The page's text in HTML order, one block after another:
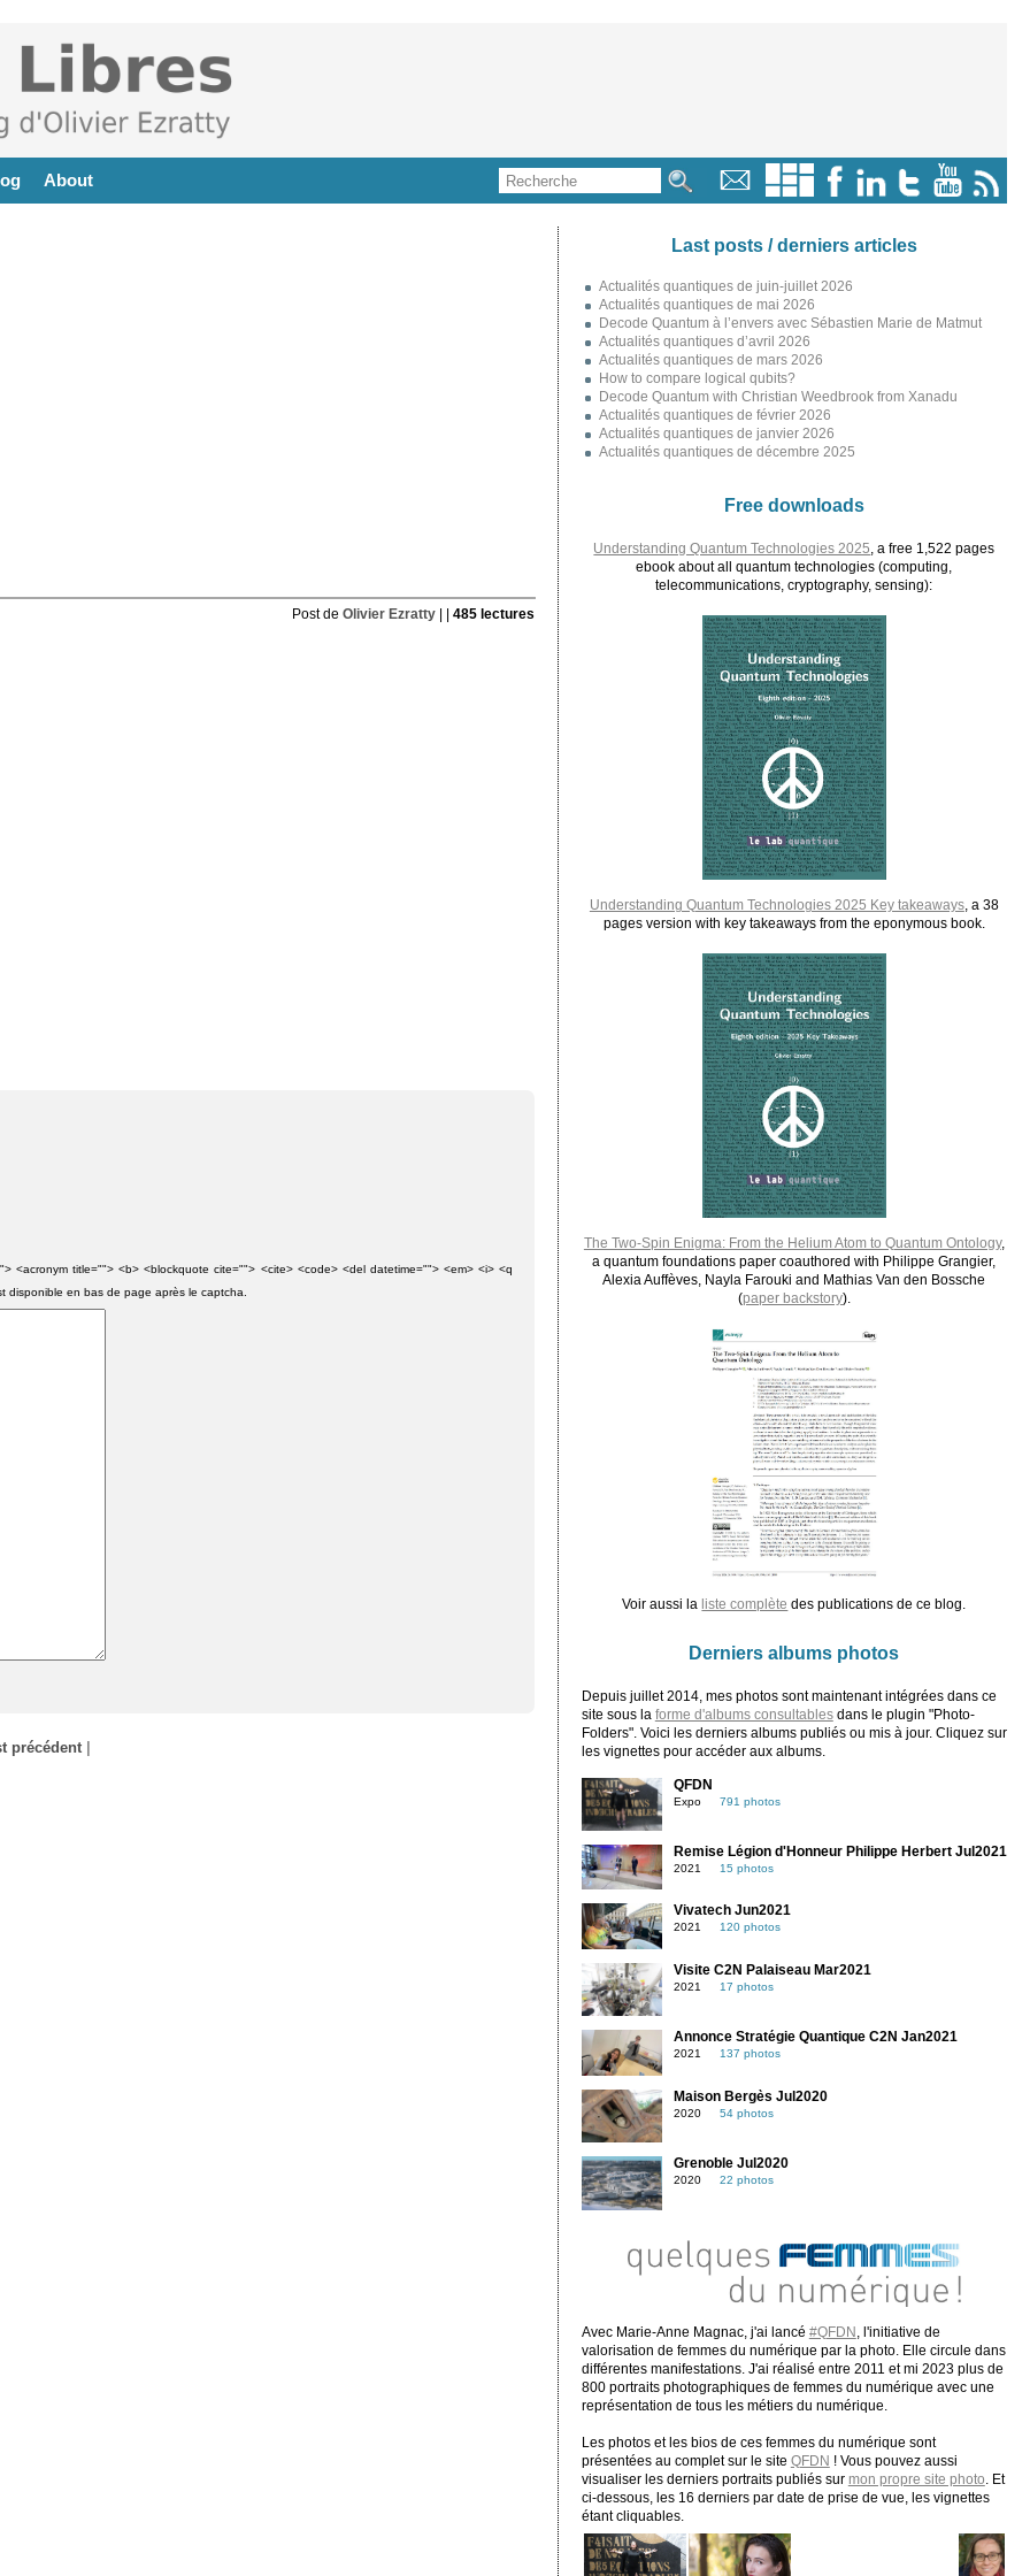
About
Post de Olivier Ezratty| | 485 lectures
<acronym title=""> <b> <blockquote cite=""> <cite> <code> <del datetime=""> <em> <i> <q
disponible en bas de page après le captcha.
précédent|
Last posts / derniers articles
Actualités quantiques de juin-juillet 2026
Actualités quantiques de mai 2026
Decode Quantum à l’envers avec Sébastien Marie de Matmut
Actualités quantiques d’avril 2026
Actualités quantiques de mars 2026
How to compare logical qubits?
Decode Quantum with Christian Weedbrook from Xanadu
Actualités quantiques de février 2026
Actualités quantiques de janvier 2026
Actualités quantiques de décembre 2025
Free downloads
Understanding Quantum Technologies 2025 , a free 1,522 pages
ebook about all quantum technologies (computing,
telecommunications, cryptography, sensing):
Understanding Quantum Technologies 2025 Key takeaways, a 38
pages version with key takeaways from the eponymous book.
The Two-Spin Enigma: From the Helium Atom to Quantum Ontology,
a quantum foundations paper coauthored with Philippe Grangier,
Alexia Auffèves, Nayla Farouki and Mathias Van den Bossche
(paper backstory).
Voir aussi la liste complète des publications de ce blog.
Derniers albums photos
Depuis juillet 2014, mes photos sont maintenant intégrées dans ce
site sous la forme d'albums consultablesdans le plugin "Photo-
Folders". Voici les derniers albums publiés ou mis à jour. Cliquez sur
les vignettes pour accéder aux albums.
QFDN
Expo 791 photos
Remise Légion d'Honneur Philippe Herbert Jul2021
2021 15 photos
Vivatech Jun2021
2021 120 photos
Visite C2N Palaiseau Mar2021
2021 17 photos
Annonce Stratégie Quantique C2N Jan2021
2021 137 photos
Maison Bergès Jul2020
2020 54 photos
Grenoble Jul2020
2020 22 photos
Avec Marie-Anne Magnac, j'ai lancé #QFDN
, l'initiative de
valorisation de femmes du numérique par la photo. Elle circule dans
différentes manifestations. J'ai réalisé entre 2011 et mi 2023 plus de
800 portraits photographiques de femmes du numérique avec une
représentation de tous les métiers du numérique.
Les photos et les bios de ces femmes du numérique sont
présentées au complet sur le site QFDN ! Vous pouvez aussi
visualiser les derniers portraits publiés sur mon propre site photo . Et
ci-dessous, les 16 derniers par date de prise de vue, les vignettes
étant cliquables.